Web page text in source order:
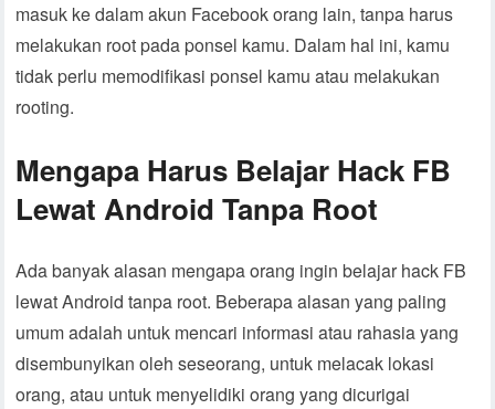
masuk ke dalam akun Facebook orang lain, tanpa harus
melakukan root pada ponsel kamu. Dalam hal ini, kamu
tidak perlu memodifikasi ponsel kamu atau melakukan
rooting.
Mengapa Harus Belajar Hack FB
Lewat Android Tanpa Root
Ada banyak alasan mengapa orang ingin belajar hack FB
lewat Android tanpa root. Beberapa alasan yang paling
umum adalah untuk mencari informasi atau rahasia yang
disembunyikan oleh seseorang, untuk melacak lokasi
orang, atau untuk menyelidiki orang yang dicurigai